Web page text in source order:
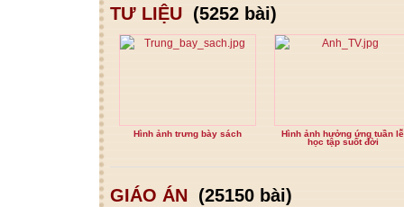
TƯ LIỆU (5252 bài)
Hình ảnh trưng bày sách
Hình ảnh hưởng ứng tuần lễ
học tập suốt đời
GIÁO ÁN (25150 bài)